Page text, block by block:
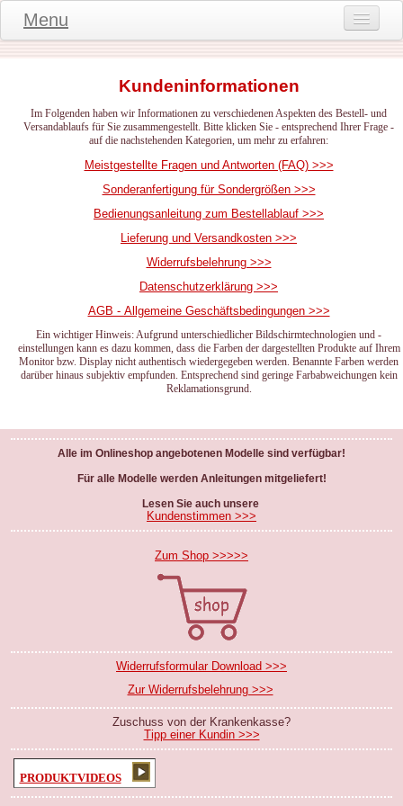
Menu
Produktinformationen
Kundeninformationen
Kundenstimmen
häufige Fragen
Datenschutz
Widerruf-Formular
Widerrufsbelehrung
Kundeninformationen
Im Folgenden haben wir Informationen zu verschiedenen Aspekten des Bestell- und
Versandablaufs für Sie zusammengestellt. Bitte klicken Sie - entsprechend Ihrer Frage -
auf die nachstehenden Kategorien, um mehr zu erfahren:
Meistgestellte Fragen und Antworten (FAQ) >>>
Sonderanfertigung für Sondergrößen >>>
Bedienungsanleitung zum Bestellablauf >>>
Lieferung und Versandkosten >>>
Widerrufsbelehrung >>>
Datenschutzerklärung >>>
AGB - Allgemeine Geschäftsbedingungen >>>
Ein wichtiger Hinweis: Aufgrund unterschiedlicher Bildschirmtechnologien und -
einstellungen kann es dazu kommen, dass die Farben der dargestellten Produkte auf Ihrem
Monitor bzw. Display nicht authentisch wiedergegeben werden. Benannte Farben werden
darüber hinaus subjektiv empfunden. Entsprechend sind geringe Farbabweichungen kein
Reklamationsgrund.
Alle im Onlineshop angebotenen Modelle sind verfügbar!
Für alle Modelle werden Anleitungen mitgeliefert!
Lesen Sie auch unsere
Kundenstimmen >>>
Zum Shop >>>>>
Widerrufsformular Download >>>
Zur Widerrufsbelehrung >>>
Zuschuss von der Krankenkasse?
Tipp einer Kundin >>>
PRODUKTVIDEOS